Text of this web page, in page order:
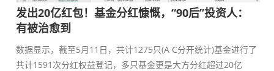
发出20亿红包！基金分红慷慨，“90后”投资人：
有被治愈到
数据显示，截至5月11日，共计1275只(A C分开统计)基金进行了
共计1591次分红权益登记，多只基金更是大方分红超过20亿